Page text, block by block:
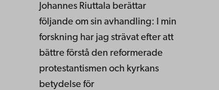
Johannes Riuttala berättar
följande om sin avhandling: I min
forskning har jag strävat efter att
bättre förstå den reformerade
protestantismen och kyrkans
betydelse för